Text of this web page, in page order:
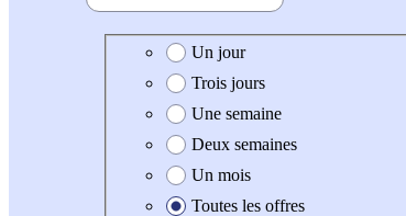
Date de création de l'offre
Un jour
Trois jours
Une semaine
Deux semaines
Un mois
Toutes les offres